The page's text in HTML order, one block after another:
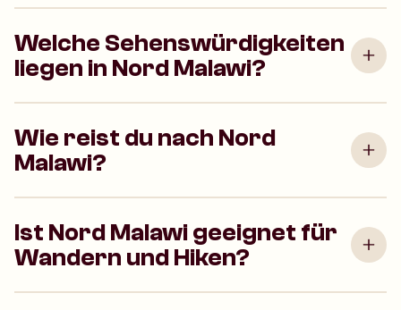
Welche Sehenswürdigkeiten
liegen in Nord Malawi?
Wie reist du nach Nord
Malawi?
Ist Nord Malawi geeignet für
Wandern und Hiken?